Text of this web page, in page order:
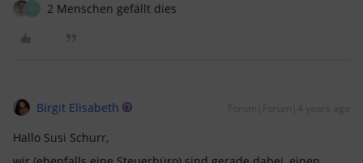
2 Menschen gefällt dies
Birgit Elisabeth Forum|Forum|4 years ago
Hallo Susi Schurr,